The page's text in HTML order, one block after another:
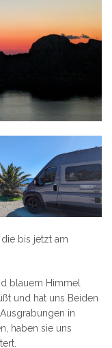
bis jetzt am
blauem Himmel
und hat uns Beiden
in
haben sie uns